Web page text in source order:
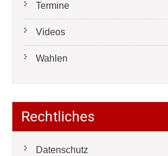
Termine
Videos
Wahlen
Rechtliches
Datenschutz